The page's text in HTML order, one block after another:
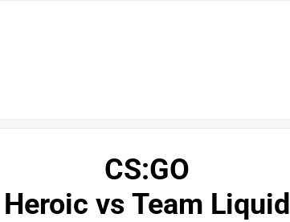
CS:GO
Heroic vs Team Liquid